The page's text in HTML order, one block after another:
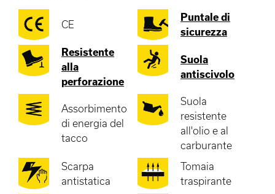
CE
Puntale di
sicurezza
Resistente
alla
perforazione
Suola
antiscivolo
Assorbimento
di energia del
tacco
Suola
resistente
all'olio e al
carburante
Scarpa
antistatica
Tomaia
traspirante